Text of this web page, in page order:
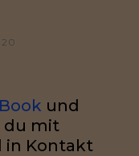
und
du mit
in Kontakt